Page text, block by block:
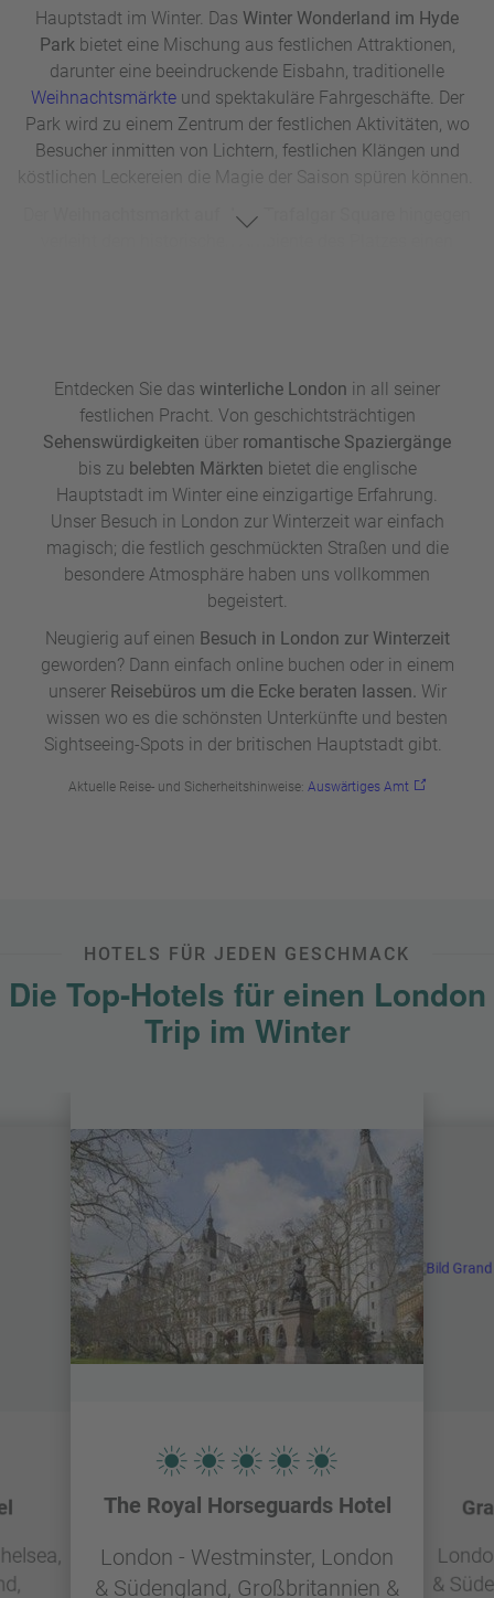
Hauptstadt im Winter. Das Winter Wonderland im Hyde
Park bietet eine Mischung aus festlichen Attraktionen,
darunter eine beeindruckende Eisbahn, traditionelle
Weihnachtsmärkteund spektakuläre Fahrgeschäfte. Der
Park wird zu einem Zentrum der festlichen Aktivitäten, wo
Besucher inmitten von Lichtern, festlichen Klängen und
köstlichen Leckereien die Magie der Saison spüren können.
Weihnachtsmarkt auf dem Trafalgar Square
einen kulturellen Nachmittag in der National Gallery ein.
Für Food-Liebhaber ist derBorough Marketein wahres
Paradies. Besucher werden verwöhnt mit Verkostungen von
lokalen Spezialitäten, frisch gebackenem Brot bis hin zu
handgeschnittenem Käse, während man den Klängen von
talentierten Straßenmusikern lauscht. Ein Besuch auf einem
Weihnachtsmarktin der britischen Hauptstadt verspricht
magische Momente und unvergessliche Erinnerungen.
Unser Besuch auf den Weihnachtsmärkten in London hat
uns nicht nur verzaubert, sondern auch ein paar zusätzliche
Kilos beschert – den köstlichen Leckereien konnten wir
einfach nicht widerstehen!
Entdecken Sie das winterliche London in all seiner
festlichen Pracht. Von geschichtsträchtigen
Sehenswürdigkeiten über romantische Spaziergänge
bis zu belebten Märkten bietet die englische
Hauptstadt im Winter eine einzigartige Erfahrung.
Unser Besuch in London zur Winterzeit war einfach
magisch; die festlich geschmückten Straßen und die
besondere Atmosphäre haben uns vollkommen
begeistert.
Neugierig auf einen Besuch in London zur Winterzeit
geworden? Dann einfach online buchen oder in einem
unserer Reisebüros um die Ecke beraten lassen. Wir
wissen wo es die schönsten Unterkünfte und besten
Sightseeing-Spots in der britischen Hauptstadt gibt.
Aktuelle Reise- und Sicherheitshinweise: Auswärtiges Amt
HOTELS FÜR JEDEN GESCHMACK
Die Top-Hotels für einen London
Trip im Winter
The Royal Horseguards Hotel
London - Westminster, London
& Südengland, Großbritannien &
&